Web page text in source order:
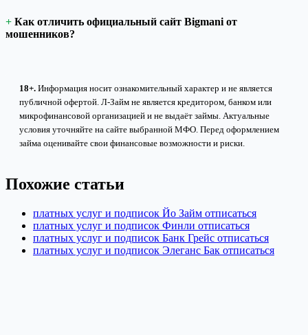
Как отличить официальный сайт Bigmani от
мошенников?
18+. Информация носит ознакомительный характер и не является
публичной офертой. Л-Займ не является кредитором, банком или
микрофинансовой организацией и не выдаёт займы. Актуальные
условия уточняйте на сайте выбранной МФО. Перед оформлением
займа оценивайте свои финансовые возможности и риски.
Похожие статьи
платных услуг и подписок Йо Займ отписаться
платных услуг и подписок Финли отписаться
платных услуг и подписок Банк Грейс отписаться
платных услуг и подписок Элеганс Бак отписаться